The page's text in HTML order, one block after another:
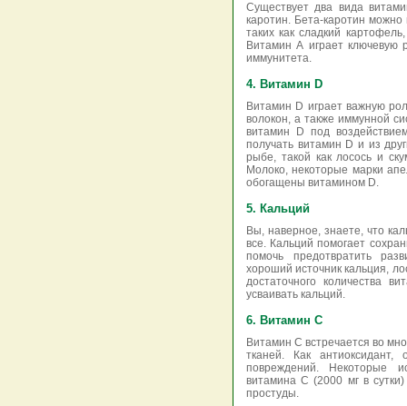
Существует два вида
каротин. Бета-каротин
таких как сладкий
Витамин А играет ключевую
иммунитета.
4. Витамин D
Витамин D играет важную
волокон, а также иммунной
витамин D под
получать витамин D и из
рыбе, такой как лосось и
Молоко, некоторые марки
обогащены витамином D.
5. Кальций
Вы, наверное, знаете, что
все. Кальций помогает
помочь предотвратить
хороший источник кальция,
достаточного количества
усваивать кальций.
6. Витамин С
Витамин С встречается во
тканей. Как
повреждений. Некоторые
витамина С (2000 мг в сутки)
простуды.